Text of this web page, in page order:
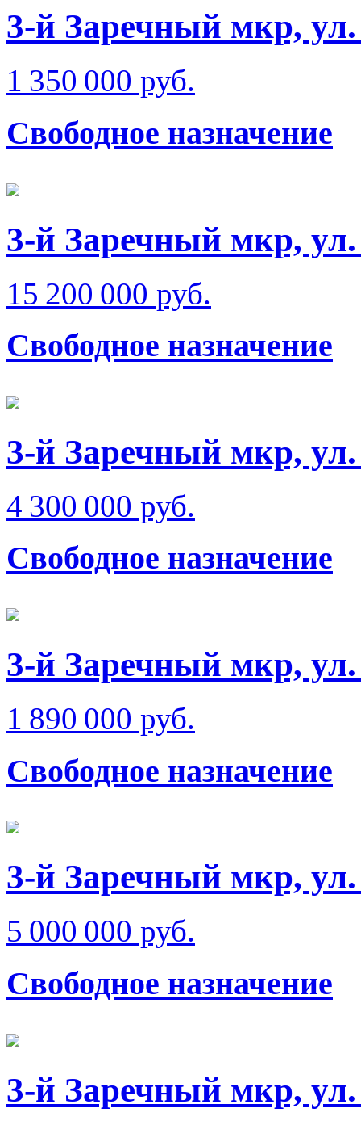
3-й Заречный мкр,
1 350 000 руб.
Свободное назначение
3-й Заречный мкр,
15 200 000 руб.
Свободное назначение
3-й Заречный мкр,
4 300 000 руб.
Свободное назначение
3-й Заречный мкр,
1 890 000 руб.
Свободное назначение
3-й Заречный мкр,
5 000 000 руб.
Свободное назначение
3-й Заречный мкр,